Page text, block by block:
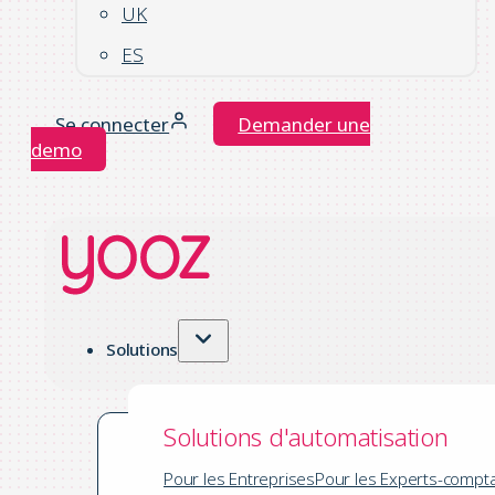
UK
ES
Se connecter
Demander une
demo
Solutions
Solutions d'automatisation
Pour les EntreprisesPour les Experts-